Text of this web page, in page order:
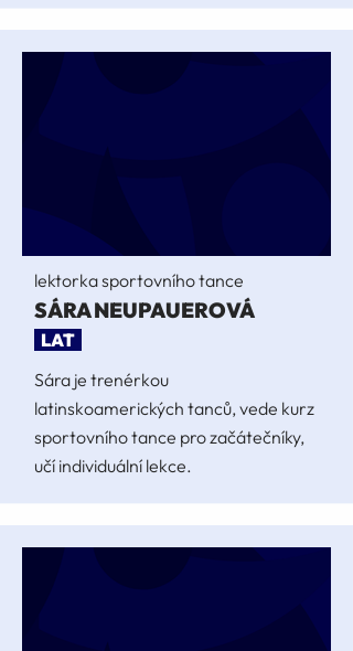
lektorka sportovního tance
SÁRA NEUPAUEROVÁ
LAT
Sára je trenérkou
latinskoamerických tanců, vede kurz
sportovního tance pro začátečníky,
učí individuální lekce.